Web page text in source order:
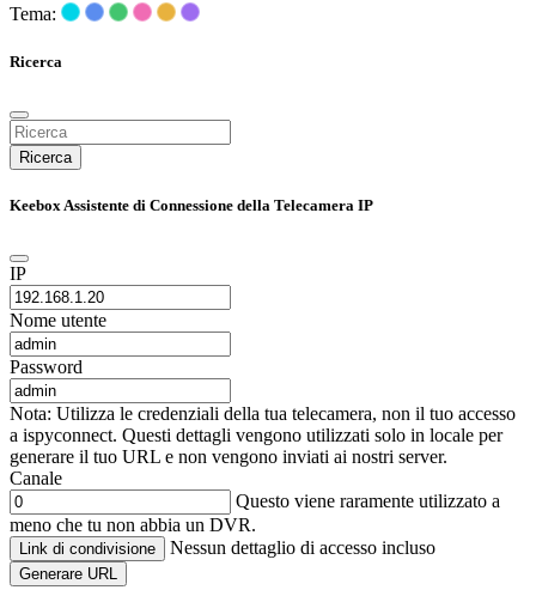
Tema:
Ricerca
Ricerca
Keebox Assistente di Connessione della Telecamera IP
IP
Nome utente
Password
Nota: Utilizza le credenziali della tua telecamera, non il tuo accesso
a ispyconnect. Questi dettagli vengono utilizzati solo in locale per
generare il tuo URL e non vengono inviati ai nostri server.
Canale
Questo viene raramente utilizzato a
meno che tu non abbia un DVR.
Link di condivisione Nessun dettaglio di accesso incluso
Generare URL